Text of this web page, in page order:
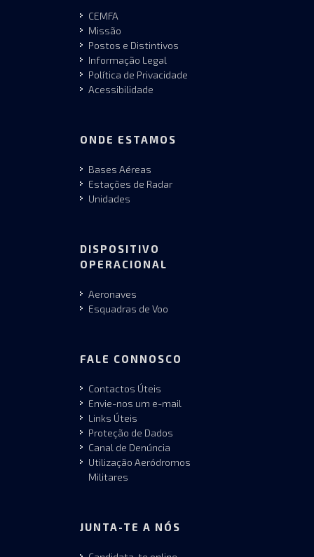
CEMFA
Missão
Postos e Distintivos
Informação Legal
Política de Privacidade
Acessibilidade
ONDE ESTAMOS
Bases Aéreas
Estações de Radar
Unidades
DISPOSITIVO
OPERACIONAL
Aeronaves
Esquadras de Voo
FALE CONNOSCO
Contactos Úteis
Envie-nos um e-mail
Links Úteis
Proteção de Dados
Canal de Denúncia
Utilização Aeródromos
Militares
JUNTA-TE A NÓS